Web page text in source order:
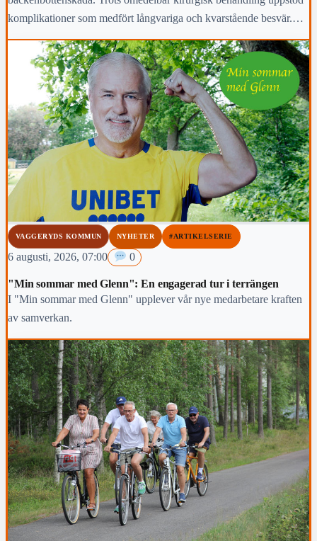
komplikationer som medfört långvariga och kvarstående besvär.
Region Jönköpings län anmäler händelsen för prövning enligt lex
Maria.
VAGGERYDS KOMMUN NYHETER #ARTIKELSERIE
6 augusti, 2026, 07:00 0
"Min sommar med Glenn": En engagerad tur i terrängen
I "Min sommar med Glenn" upplever vår nye medarbetare kraften
av samverkan.